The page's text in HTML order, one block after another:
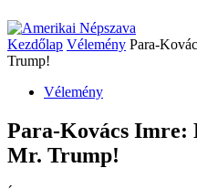
Kezdőlap Vélemény Para-
Trump!
Vélemény
Para-Kovács Imre:
Mr. Trump!